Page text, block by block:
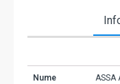
Nume
ASSA